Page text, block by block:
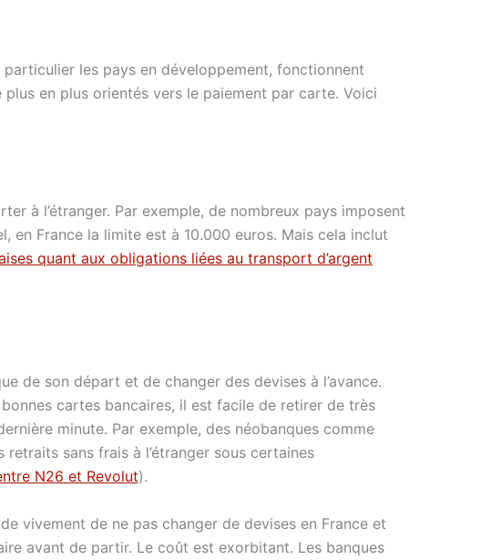
les pays en développement, fonctionnent
plus en plus orientés vers le paiement par carte. Voici
à l’étranger. Par exemple, de nombreux pays imposent
en France la limite est à 10.000 euros. Mais cela inclut
quant aux obligations liées au transport d’argent
de son départ et de changer des devises à l’avance.
bonnes cartes bancaires, il est facile de retirer de très
minute. Par exemple, des néobanques comme
retraits sans frais à l’étranger sous certaines
N26 et Revolut).
vivement de ne pas changer de devises en France et
avant de partir. Le coût est exorbitant. Les banques